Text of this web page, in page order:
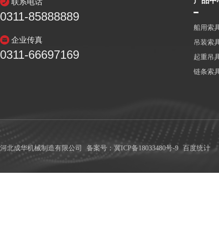
联系电话
0311-85888889
企业传真
0311-66697169
船用索
吊装索
起重吊
链条索
河北成华机械制造有限公司 备案号：冀ICP备18033480号-9 百度统计